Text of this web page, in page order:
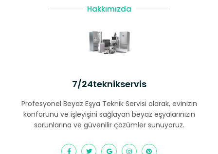
Hakkımızda
7/24teknikservis
Profesyonel Beyaz Eşya Teknik Servisi olarak, evinizin
konforunu ve işleyişini sağlayan beyaz eşyalarınızın
sorunlarına ve güvenilir çözümler sunuyoruz.